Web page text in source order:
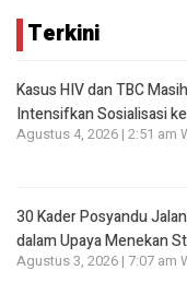
Terkini
Kasus HIV dan TBC
Intensifkan Sosialisasi
Agustus 4, 2026 | 2:51 am
30 Kader Posyandu
dalam Upaya Menekan
Agustus 3, 2026 | 7:07 am